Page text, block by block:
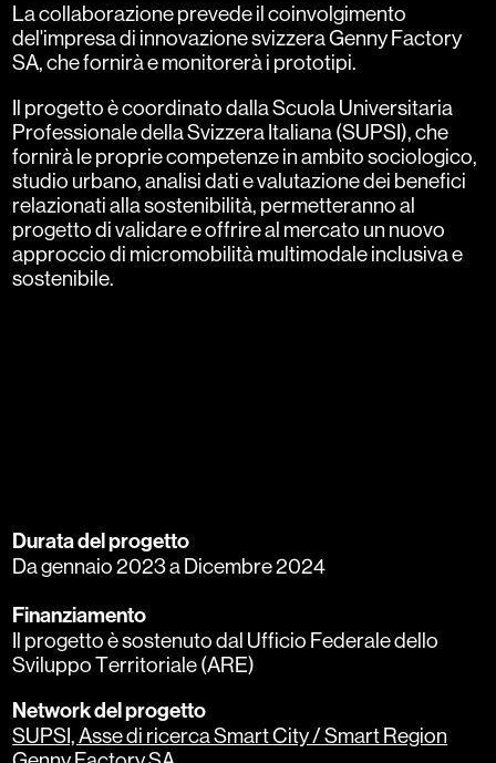
La collaborazione prevede il coinvolgimento
del'impresa di innovazione svizzera Genny Factory
SA, che fornirà e monitorerà i prototipi.
Il progetto è coordinato dalla Scuola Universitaria
Professionale della Svizzera Italiana (SUPSI), che
fornirà le proprie competenze in ambito sociologico,
studio urbano, analisi dati e valutazione dei benefici
relazionati alla sostenibilità, permetteranno al
progetto di validare e offrire al mercato un nuovo
approccio di micromobilità multimodale inclusiva e
sostenibile.
Durata del progetto
Da gennaio 2023 a Dicembre 2024
Finanziamento
Il progetto è sostenuto dal Ufficio Federale dello
Sviluppo Territoriale (ARE)
Network del progetto
SUPSI, Asse di ricerca Smart City / Smart Region